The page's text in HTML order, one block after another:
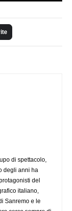
di spettacolo,
degli anni ha
del
italiano,
Sanremo e le